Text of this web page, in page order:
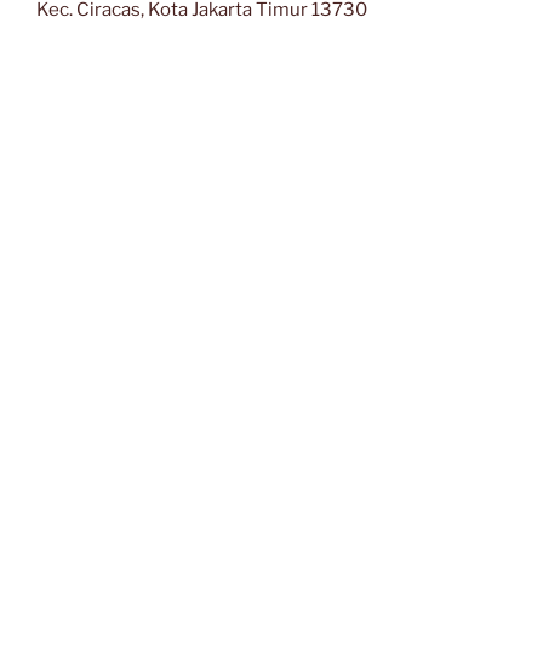
Kec. Ciracas, Kota Jakarta Timur 13730